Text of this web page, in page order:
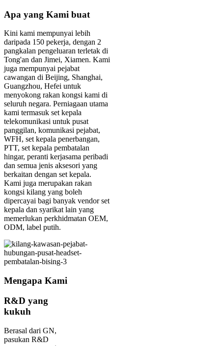
Apa yang Kami buat
Kini kami mempunyai lebih
daripada 150 pekerja, dengan 2
pangkalan pengeluaran terletak di
Tong'an dan Jimei, Xiamen. Kami
juga mempunyai pejabat
cawangan di Beijing, Shanghai,
Guangzhou, Hefei untuk
menyokong rakan kongsi kami di
seluruh negara. Perniagaan utama
kami termasuk set kepala
telekomunikasi untuk pusat
panggilan, komunikasi pejabat,
WFH, set kepala penerbangan,
PTT, set kepala pembatalan
hingar, peranti kerjasama peribadi
dan semua jenis aksesori yang
berkaitan dengan set kepala.
Kami juga merupakan rakan
kongsi kilang yang boleh
dipercayai bagi banyak vendor set
kepala dan syarikat lain yang
memerlukan perkhidmatan OEM,
ODM, label putih.
Mengapa Kami
R&D yang
kukuh
Berasal dari GN,
pasukan R&D